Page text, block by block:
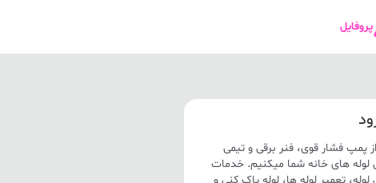
پروفایل
پمپ فشار قوی، فنر برقی و تیمی
لوله های خانه شما میکنیم. خدمات